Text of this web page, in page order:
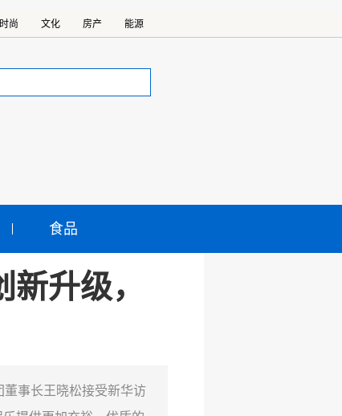
时尚 文化 房产 能源
食品
升级，
董事长王晓松接受新华访